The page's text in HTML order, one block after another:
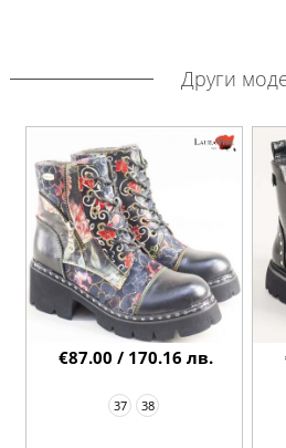
Други
37 38
€87.00 / 170.16 лв.